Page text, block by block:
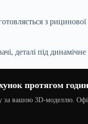
з рицинової
деталі під
протягом
за вашою 3D-моделлю.